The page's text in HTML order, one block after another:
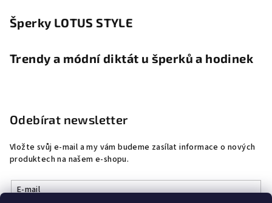
Šperky LOTUS STYLE
Trendy a módní diktát u šperků a hodinek
Odebírat newsletter
Vložte svůj e-mail a my vám budeme zasílat informace o nových
produktech na našem e-shopu.
E-mail